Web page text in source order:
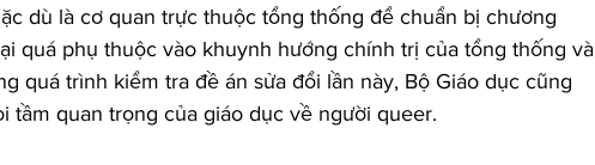
dù là cơ quan trực thuộc tổng thống để chuẩn bị chương
quá phụ thuộc vào khuynh hướng chính trị của tổng thống và
quá trình kiểm tra đề án sửa đổi lần này, Bộ Giáo dục cũng
tầm quan trọng của giáo dục về người queer.